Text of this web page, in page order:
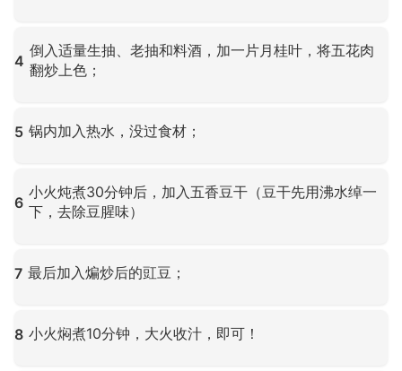
4
倒入适量生抽、老抽和料酒，加一片月桂叶，将五花肉
翻炒上色；
5 锅内加入热水，没过食材；
6
小火炖煮30分钟后，加入五香豆干（豆干先用沸水绰一
下，去除豆腥味）
7 最后加入煸炒后的豇豆；
8 小火焖煮10分钟，大火收汁，即可！